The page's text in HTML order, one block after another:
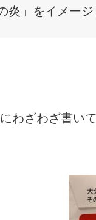
炎」をイメー
わざわざ書い